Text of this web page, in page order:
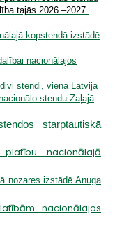
tajās 2026.–2027.
kopstendā izstādē
nacionālajos
stendi, viena Latvija
stendu Zaļajā
starptautiskā
nacionālajā
nozares izstādē Anuga
nacionālajos